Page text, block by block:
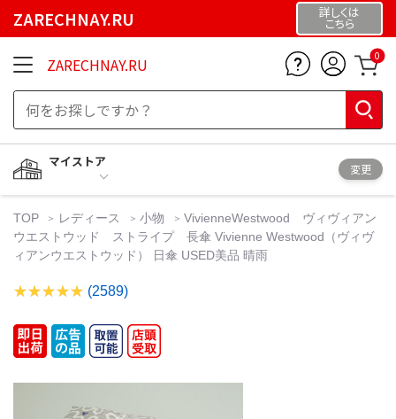
ZARECHNAY.RU 詳しくは
こちら
ZARECHNAY.RU 0
マイストア
変更
TOP レディース 小物
VivienneWestwood ヴィヴィアン
ウエストウッド ストライプ 長傘 Vivienne Westwood（ヴィヴ
ィアンウエストウッド） 日傘 USED美品 晴雨
(2589)